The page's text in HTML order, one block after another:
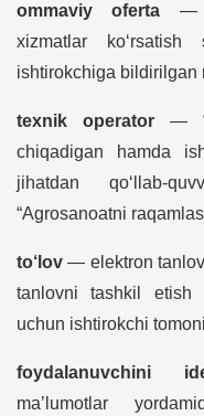
ommaviy oferta —
xizmatlar ko‘rsatish
ishtirokchiga bildirilgan
texnik operator—
chiqadigan hamda
jihatdan qo‘llab-
“Agrosanoatni
to‘lov — elektron
tanlovni tashkil etish
uchun ishtirokchi
foydalanuvchini
ma’lumotlar